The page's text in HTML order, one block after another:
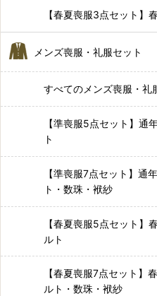
【春夏喪服3点セット】
メンズ喪服・礼服セット
すべてのメンズ喪服・礼
【準喪服5点セット】通
ト
【準喪服7点セット】通
ト・数珠・袱紗
【春夏喪服5点セット】
ルト
【春夏喪服7点セット】
ルト・数珠・袱紗